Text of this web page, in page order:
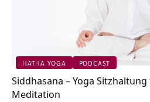
HATHA YOGA PODCAST
Siddhasana – Yoga
Meditation